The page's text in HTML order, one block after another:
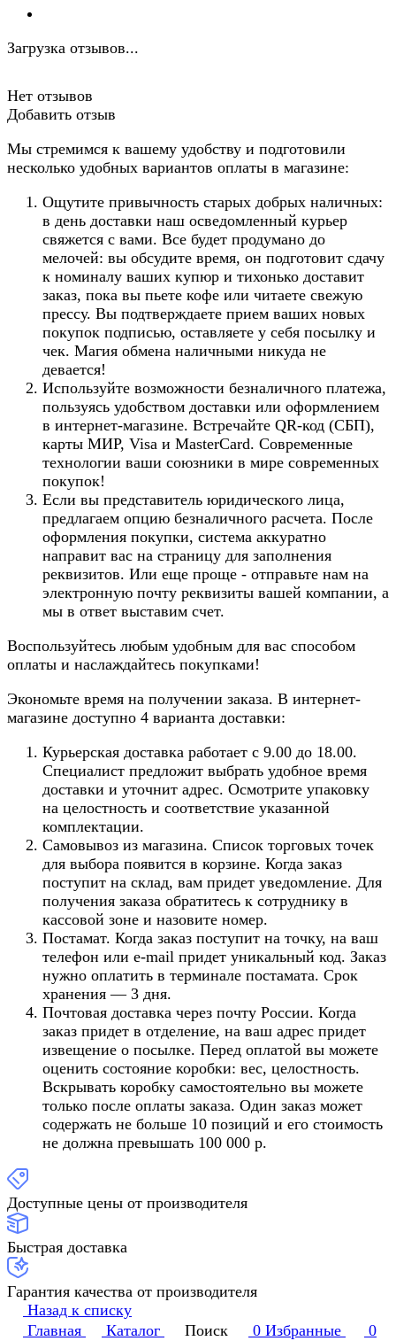
Загрузка отзывов...
Нет отзывов
Добавить отзыв
Мы стремимся к вашему удобству и подготовили
несколько удобных вариантов оплаты в магазине:
Ощутите привычность старых добрых наличных:
в день доставки наш осведомленный курьер
свяжется с вами. Все будет продумано до
мелочей: вы обсудите время, он подготовит сдачу
к номиналу ваших купюр и тихонько доставит
заказ, пока вы пьете кофе или читаете свежую
прессу. Вы подтверждаете прием ваших новых
покупок подписью, оставляете у себя посылку и
чек. Магия обмена наличными никуда не
девается!
Используйте возможности безналичного платежа,
пользуясь удобством доставки или оформлением
в интернет-магазине. Встречайте QR-код (СБП),
карты МИР, Visa и MasterCard. Современные
технологии ваши союзники в мире современных
покупок!
Если вы представитель юридического лица,
предлагаем опцию безналичного расчета. После
оформления покупки, система аккуратно
направит вас на страницу для заполнения
реквизитов. Или еще проще - отправьте нам на
электронную почту реквизиты вашей компании, а
мы в ответ выставим счет.
Воспользуйтесь любым удобным для вас способом
оплаты и наслаждайтесь покупками!
Экономьте время на получении заказа. В интернет-
магазине доступно 4 варианта доставки:
Курьерская доставка работает с 9.00 до 18.00.
Специалист предложит выбрать удобное время
доставки и уточнит адрес. Осмотрите упаковку
на целостность и соответствие указанной
комплектации.
Самовывоз из магазина. Список торговых точек
для выбора появится в корзине. Когда заказ
поступит на склад, вам придет уведомление. Для
получения заказа обратитесь к сотруднику в
кассовой зоне и назовите номер.
Постамат. Когда заказ поступит на точку, на ваш
телефон или e-mail придет уникальный код. Заказ
нужно оплатить в терминале постамата. Срок
хранения — 3 дня.
Почтовая доставка через почту России. Когда
заказ придет в отделение, на ваш адрес придет
извещение о посылке. Перед оплатой вы можете
оценить состояние коробки: вес, целостность.
Вскрывать коробку самостоятельно вы можете
только после оплаты заказа. Один заказ может
содержать не больше 10 позиций и его стоимость
не должна превышать 100 000 р.
Доступные цены от производителя
Быстрая доставка
Гарантия качества от производителя
Назад к списку
Главная
Каталог Поиск 0 Избранные 0